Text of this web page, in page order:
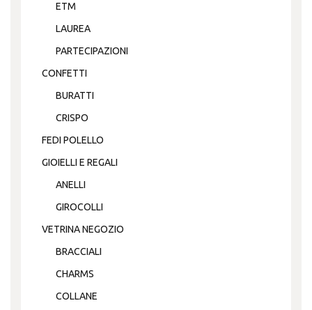
ETM
LAUREA
PARTECIPAZIONI
CONFETTI
BURATTI
CRISPO
FEDI POLELLO
GIOIELLI E REGALI
ANELLI
GIROCOLLI
VETRINA NEGOZIO
BRACCIALI
CHARMS
COLLANE